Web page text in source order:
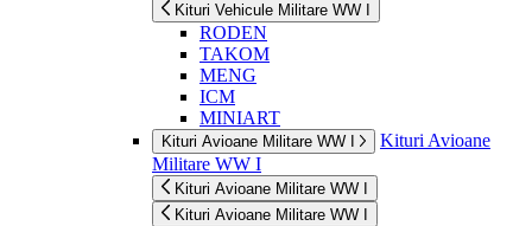
Kituri Vehicule Militare WW I
RODEN
TAKOM
MENG
ICM
MINIART
Kituri Avioane Militare WW I
Kituri Avioane
Militare WW I
Kituri Avioane Militare WW I
Kituri Avioane Militare WW I